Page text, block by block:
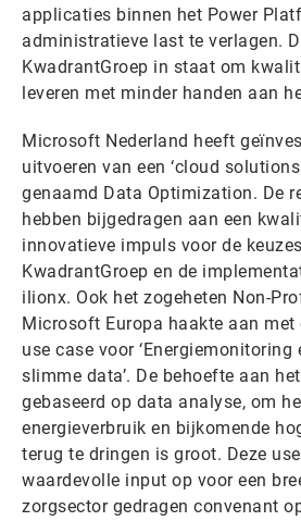
applicaties binnen het Power
administratieve last te verlagen.
KwadrantGroep in staat om
leveren met minder handen aan
Microsoft Nederland heeft
uitvoeren van een ‘cloud
genaamd Data Optimization. De
hebben bijgedragen aan een
innovatieve impuls voor de
KwadrantGroep en de
ilionx. Ook het zogeheten Non-
Microsoft Europa haakte aan met
use case voor ‘Energiemonitoring
slimme data’. De behoefte aan
gebaseerd op data analyse, om
energieverbruik en bijkomende
terug te dringen is groot. Deze
waardevolle input op voor een
zorgsector gedragen convenant